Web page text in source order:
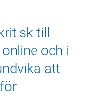
till
och i
att